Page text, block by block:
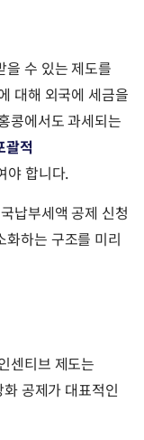
을 수 있는 제도를
대해 외국에 세금을
콩에서도 과세되는
괄적
야 합니다.
납부세액 공제 신청
화하는 구조를 미리
센티브 제도는
공제가 대표적인